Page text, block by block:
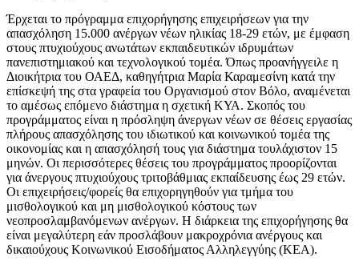
Έρχεται το πρόγραμμα επιχορήγησης επιχειρήσεων για την
απασχόληση 15.000 ανέργων νέων ηλικίας 18-29 ετών, με έμφαση
στους πτυχιούχους ανωτάτων εκπαιδευτικών ιδρυμάτων
πανεπιστημιακού και τεχνολογικού τομέα. Όπως προανήγγειλε η
Διοικήτρια του ΟΑΕΔ, καθηγήτρια Μαρία Καραμεσίνη κατά την
επίσκεψή της στα γραφεία του Οργανισμού στον Βόλο, αναμένεται
το αμέσως επόμενο διάστημα η σχετική ΚΥΑ. Σκοπός του
προγράμματος είναι η πρόσληψη άνεργων νέων σε θέσεις εργασίας
πλήρους απασχόλησης του ιδιωτικού και κοινωνικού τομέα της
οικονομίας και η απασχόλησή τους για διάστημα τουλάχιστον 15
μηνών. Οι περισσότερες θέσεις του προγράμματος προορίζονται
για άνεργους πτυχιούχους τριτοβάθμιας εκπαίδευσης έως 29 ετών.
Οι επιχειρήσεις/φορείς θα επιχορηγηθούν για τμήμα του
μισθολογικού και μη μισθολογικού κόστους των
νεοπροσλαμβανόμενων ανέργων. Η διάρκεια της επιχορήγησης θα
είναι μεγαλύτερη εάν προσλάβουν μακροχρόνια ανέργους και
δικαιούχους Κοινωνικού Εισοδήματος Αλληλεγγύης (ΚΕΑ).